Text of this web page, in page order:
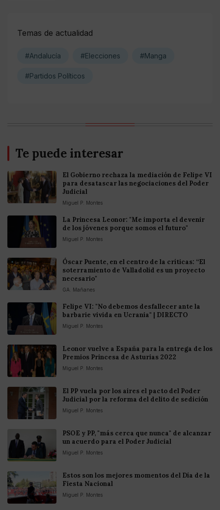
Temas de actualidad
#Andalucía #Elecciones #Manga
#Partidos Políticos
Te puede interesar
El Gobierno rechaza la mediación de Felipe VI
para desatascar las negociaciones del Poder
Judicial
Miguel P. Montes
La Princesa Leonor: "Me importa el devenir
de los jóvenes porque somos el futuro"
Miguel P. Montes
Óscar Puente, en el centro de la críticas: “El
soterramiento de Valladolid es un proyecto
necesario"
GA. Mañanes
Felipe VI: "No debemos desfallecer ante la
barbarie vivida en Ucrania" | DIRECTO
Miguel P. Montes
Leonor vuelve a España para la entrega de los
Premios Princesa de Asturias 2022
Miguel P. Montes
El PP vuela por los aires el pacto del Poder
Judicial por la reforma del delito de sedición
Miguel P. Montes
PSOE y PP, "más cerca que nunca" de alcanzar
un acuerdo para el Poder Judicial
Miguel P. Montes
Estos son los mejores momentos del Día de la
Fiesta Nacional
Miguel P. Montes